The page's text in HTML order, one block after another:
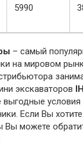
5990
– самый
на мировом
экскаваторов
условия
Если Вы
Вы можете